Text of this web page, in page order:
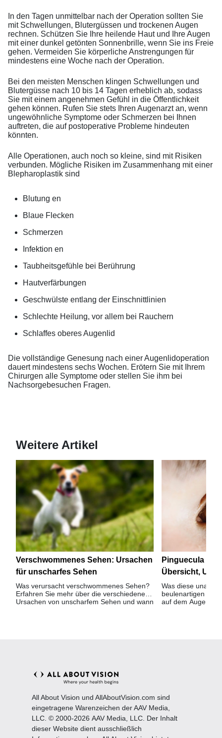
In den Tagen unmittelbar nach der Operation sollten Sie
mit Schwellungen, Blutergüssen und trockenen Augen
rechnen. Schützen Sie Ihre heilende Haut und Ihre Augen
mit einer dunkel getönten Sonnenbrille, wenn Sie ins Freie
gehen. Vermeiden Sie körperliche Anstrengungen für
mindestens eine Woche nach der Operation.
Bei den meisten Menschen klingen Schwellungen und
Blutergüsse nach 10 bis 14 Tagen erheblich ab, sodass
Sie mit einem angenehmen Gefühl in die Öffentlichkeit
gehen können. Rufen Sie stets Ihren Augenarzt an, wenn
ungewöhnliche Symptome oder Schmerzen bei Ihnen
auftreten, die auf postoperative Probleme hindeuten
könnten.
Alle Operationen, auch noch so kleine, sind mit Risiken
verbunden. Mögliche Risiken im Zusammenhang mit einer
Blepharoplastik sind
Blutung en
Blaue Flecken
Schmerzen
Infektion en
Taubheitsgefühle bei Berührung
Hautverfärbungen
Geschwülste entlang der Einschnittlinien
Schlechte Heilung, vor allem bei Rauchern
Schlaffes oberes Augenlid
Die vollständige Genesung nach einer Augenlidoperation
dauert mindestens sechs Wochen. Erötern Sie mit Ihrem
Chirurgen alle Symptome oder stellen Sie ihm bei
Nachsorgebesuchen Fragen.
Weitere Artikel
Verschwommenes Sehen: Ursachen
für unscharfes Sehen
Was verursacht verschwommenes Sehen?
Erfahren Sie mehr über die verschiedenen
Ursachen von unscharfem Sehen und wann
Pinguecula
Übersicht,
Was diese
beulenartigen
auf dem Auge
All About Vision und AllAboutVision.com sind
eingetragene Warenzeichen der AAV Media,
LLC. © 2000-2026 AAV Media, LLC. Der Inhalt
dieser Website dient ausschließlich